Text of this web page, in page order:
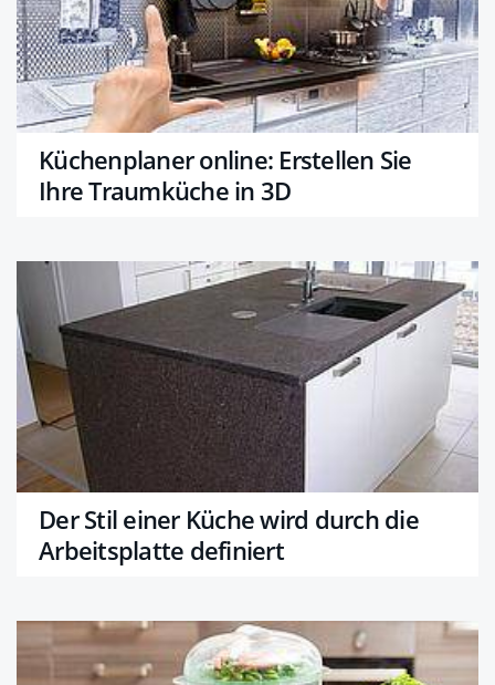
Küchenplaner online: Erstellen Sie
Ihre Traumküche in 3D
Der Stil einer Küche wird durch die
Arbeitsplatte definiert